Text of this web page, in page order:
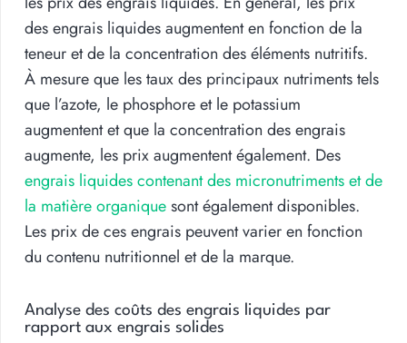
des engrais liquides augmentent en fonction de la
teneur et de la concentration des éléments nutritifs.
À mesure que les taux des principaux nutriments tels
que l’azote, le phosphore et le potassium
augmentent et que la concentration des engrais
augmente, les prix augmentent également. Des
engrais liquides contenant des micronutriments et de
la matière organiquesont également disponibles.
Les prix de ces engrais peuvent varier en fonction
du contenu nutritionnel et de la marque.
Analyse des coûts des engrais liquides par
rapport aux engrais solides